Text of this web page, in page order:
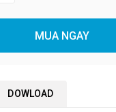
MUA NGAY
DOWLOAD